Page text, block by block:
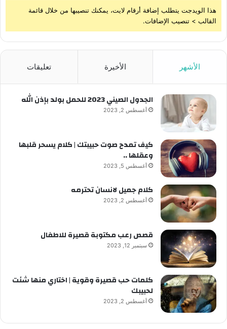
هذا الويدجت يتطلب إضافة أرقام لايت، يمكنك تنصيبها من خلال قائمة
القالب > تنصيب الإضافات.
الأشهر الأخيرة تعليقات
الجدول الصيني 2023 للحمل بولد بإذن الله
أغسطس 2, 2023
كيف تمدح صوت حبيبتك | كلام يسحر قلبها
وعقلها ..
أغسطس 5, 2023
كلام جميل لانسان تحترمه
أغسطس 2, 2023
قصص رعب مكتوبة قصيرة للاطفال
سبتمبر 12, 2023
كلمات حب قصيرة وقوية | اختاري منها شئت
لحبيبك
أغسطس 2, 2023